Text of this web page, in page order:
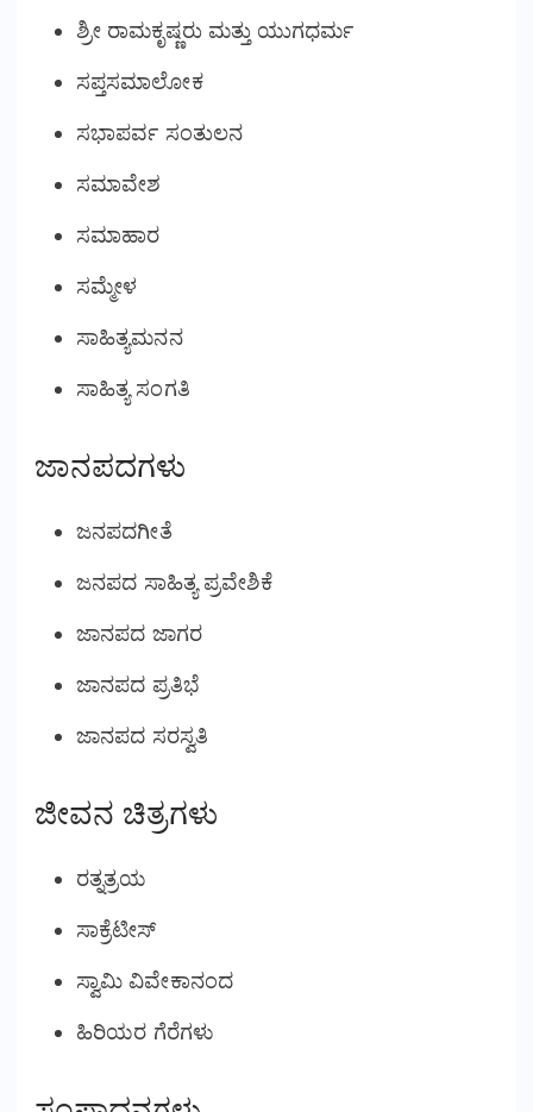
ಶ್ರೀ ರಾಮಕೃಷ್ಣರು ಮತ್ತು ಯುಗಧರ್ಮ
ಸಪ್ತಸಮಾಲೋಕ
ಸಭಾಪರ್ವ ಸಂತುಲನ
ಸಮಾವೇಶ
ಸಮಾಹಾರ
ಸಮ್ಮೇಳ
ಸಾಹಿತ್ಯಮನನ
ಸಾಹಿತ್ಯ ಸಂಗತಿ
ಜಾನಪದಗಳು
ಜನಪದಗೀತೆ
ಜನಪದ ಸಾಹಿತ್ಯ ಪ್ರವೇಶಿಕೆ
ಜಾನಪದ ಜಾಗರ
ಜಾನಪದ ಪ್ರತಿಭೆ
ಜಾನಪದ ಸರಸ್ವತಿ
ಜೀವನ ಚಿತ್ರಗಳು
ರತ್ನತ್ರಯ
ಸಾಕ್ರೆಟೀಸ್
ಸ್ವಾಮಿ ವಿವೇಕಾನಂದ
ಹಿರಿಯರ ಗೆರೆಗಳು